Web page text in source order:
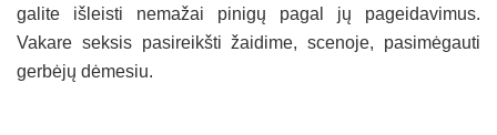
galite išleisti nemažai pinigų pagal jų pageidavimus.
Vakare seksis pasireikšti žaidime, scenoje, pasimėgauti
gerbėjų dėmesiu.